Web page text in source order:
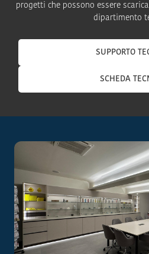
progetti che possono essere
dipartimento
SUPPORTO
SCHEDA